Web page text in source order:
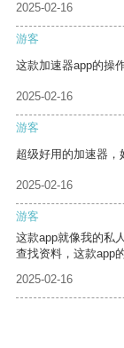
2025-02-16
游客
这款加速器app的操
2025-02-16
游客
超级好用的加速器，
2025-02-16
游客
这款app就像我的私
查找资料，这款app
2025-02-16